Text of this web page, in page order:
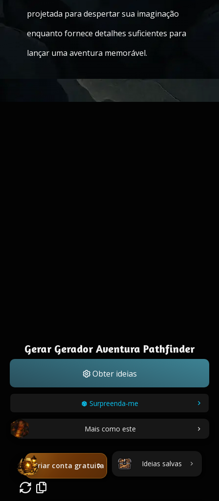
projetada para despertar sua imaginação
enquanto fornece detalhes suficientes para
lançar uma aventura memorável.
Gerar Gerador Aventura Pathfinder
Obter ideias
Surpreenda-me
Mais como este
Criar conta gratuita Ideias salvas